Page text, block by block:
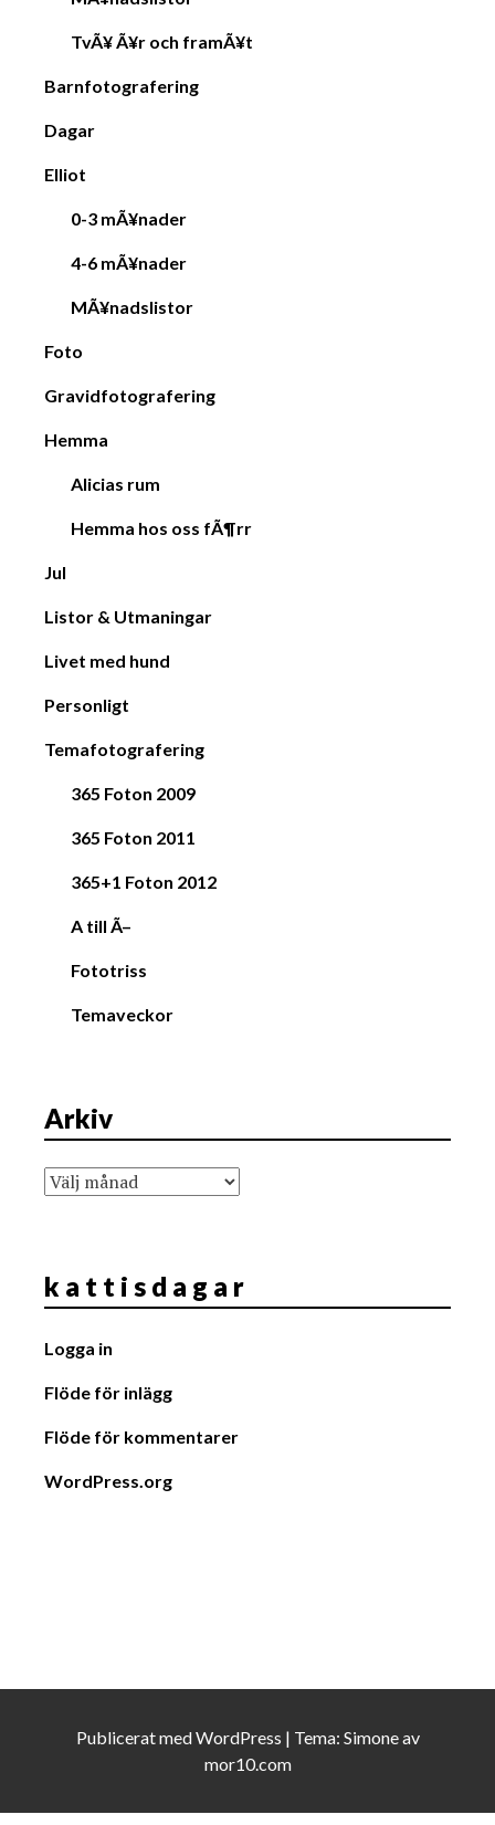
TvÃ¥ Ã¥r och framÃ¥t
Barnfotografering
Dagar
Elliot
0-3 mÃ¥nader
4-6 mÃ¥nader
MÃ¥nadslistor
Foto
Gravidfotografering
Hemma
Alicias rum
Hemma hos oss fÃ¶rr
Jul
Listor & Utmaningar
Livet med hund
Personligt
Temafotografering
365 Foton 2009
365 Foton 2011
365+1 Foton 2012
A till Ã–
Fototriss
Temaveckor
Arkiv
Arkiv
k a t t i s d a g a r
Logga in
Flöde för inlägg
Flöde för kommentarer
WordPress.org
Publicerat medWordPress | Tema: Simoneav
mor10.com